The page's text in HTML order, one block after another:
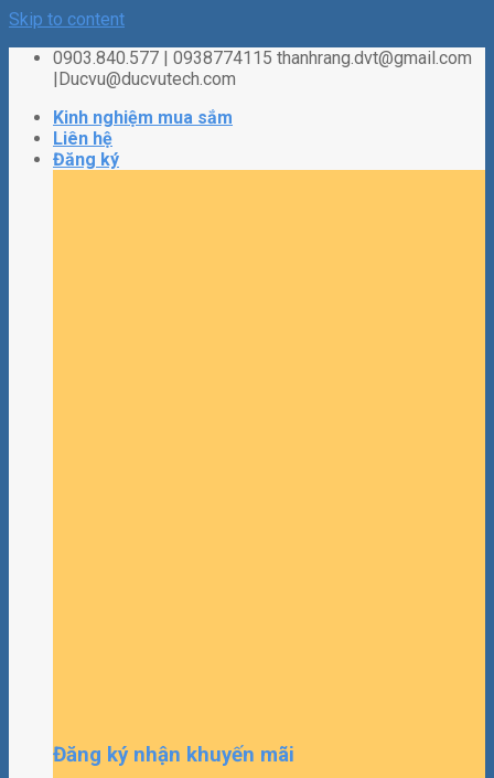
Skip to content
0903.840.577 | 0938774115 thanhrang.dvt@gmail.com
|Ducvu@ducvutech.com
Kinh nghiệm mua sắm
Liên hệ
Đăng ký
Đăng ký nhận khuyến mãi